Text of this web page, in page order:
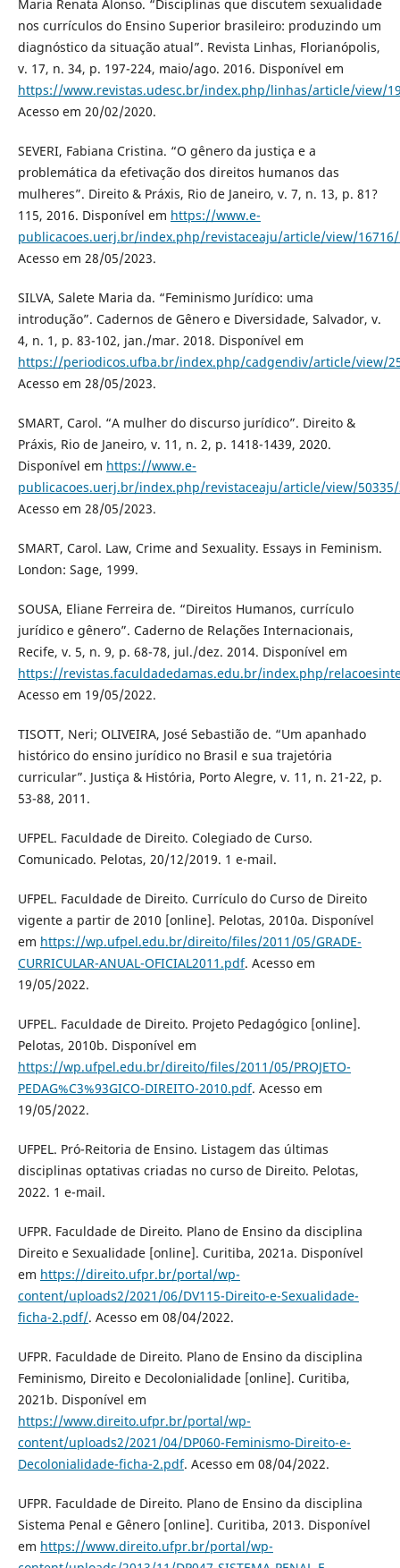
Maria Renata Alonso. “Disciplinas que discutem sexualidade
nos currículos do Ensino Superior brasileiro: produzindo um
diagnóstico da situação atual”. Revista Linhas, Florianópolis,
v. 17, n. 34, p. 197-224, maio/ago. 2016. Disponível em
https://www.revistas.udesc.br/index.php/linhas/article/view/
Acesso em 20/02/2020.
SEVERI, Fabiana Cristina. “O gênero da justiça e a
problemática da efetivação dos direitos humanos das
mulheres”. Direito & Práxis, Rio de Janeiro, v. 7, n. 13, p. 81?
115, 2016. Disponível em https://www.e-
publicacoes.uerj.br/index.php/revistaceaju/article/view/16716/
Acesso em 28/05/2023.
SILVA, Salete Maria da. “Feminismo Jurídico: uma
introdução”. Cadernos de Gênero e Diversidade, Salvador, v.
4, n. 1, p. 83-102, jan./mar. 2018. Disponível em
https://periodicos.ufba.br/index.php/cadgendiv/article/view/
Acesso em 28/05/2023.
SMART, Carol. “A mulher do discurso jurídico”. Direito &
Práxis, Rio de Janeiro, v. 11, n. 2, p. 1418-1439, 2020.
Disponível em https://www.e-
publicacoes.uerj.br/index.php/revistaceaju/article/view/50335/
Acesso em 28/05/2023.
SMART, Carol. Law, Crime and Sexuality. Essays in Feminism.
London: Sage, 1999.
SOUSA, Eliane Ferreira de. “Direitos Humanos, currículo
jurídico e gênero”. Caderno de Relações Internacionais,
Recife, v. 5, n. 9, p. 68-78, jul./dez. 2014. Disponível em
https://revistas.faculdadedamas.edu.br/index.php/
Acesso em 19/05/2022.
TISOTT, Neri; OLIVEIRA, José Sebastião de. “Um apanhado
histórico do ensino jurídico no Brasil e sua trajetória
curricular”. Justiça & História, Porto Alegre, v. 11, n. 21-22, p.
53-88, 2011.
UFPEL. Faculdade de Direito. Colegiado de Curso.
Comunicado. Pelotas, 20/12/2019. 1 e-mail.
UFPEL. Faculdade de Direito. Currículo do Curso de Direito
vigente a partir de 2010 [online]. Pelotas, 2010a. Disponível
em https://wp.ufpel.edu.br/direito/files/2011/05/GRADE-
CURRICULAR-ANUAL-OFICIAL2011.pdf. Acesso em
19/05/2022.
UFPEL. Faculdade de Direito. Projeto Pedagógico [online].
Pelotas, 2010b. Disponível em
https://wp.ufpel.edu.br/direito/files/2011/05/PROJETO-
PEDAG%C3%93GICO-DIREITO-2010.pdf. Acesso em
19/05/2022.
UFPEL. Pró-Reitoria de Ensino. Listagem das últimas
disciplinas optativas criadas no curso de Direito. Pelotas,
2022. 1 e-mail.
UFPR. Faculdade de Direito. Plano de Ensino da disciplina
Direito e Sexualidade [online]. Curitiba, 2021a. Disponível
em https://direito.ufpr.br/portal/wp-
content/uploads2/2021/06/DV115-Direito-e-Sexualidade-
ficha-2.pdf/. Acesso em 08/04/2022.
UFPR. Faculdade de Direito. Plano de Ensino da disciplina
Feminismo, Direito e Decolonialidade [online]. Curitiba,
2021b. Disponível em
https://www.direito.ufpr.br/portal/wp-
content/uploads2/2021/04/DP060-Feminismo-Direito-e-
Decolonialidade-ficha-2.pdf. Acesso em 08/04/2022.
UFPR. Faculdade de Direito. Plano de Ensino da disciplina
Sistema Penal e Gênero [online]. Curitiba, 2013. Disponível
em https://www.direito.ufpr.br/portal/wp-